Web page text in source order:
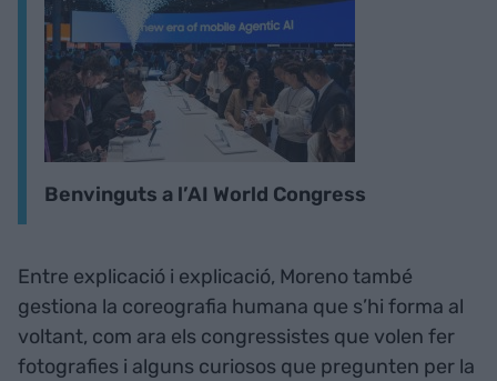
Benvinguts a l’AI World Congress
Entre explicació i explicació, Moreno també
gestiona la coreografia humana que s’hi forma al
voltant, com ara els congressistes que volen fer
fotografies i alguns curiosos que pregunten per la